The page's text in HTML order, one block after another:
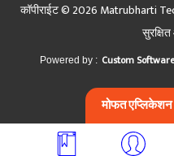
कॉपीराईट © 2026 Matrubharti
Powered by : Custom
मोफत